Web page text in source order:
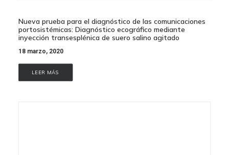
Nueva prueba para el diagnóstico de las comunicaciones
portosistémicas: Diagnóstico ecográfico mediante
inyección transesplénica de suero salino agitado
18 marzo, 2020
LEER MÁS